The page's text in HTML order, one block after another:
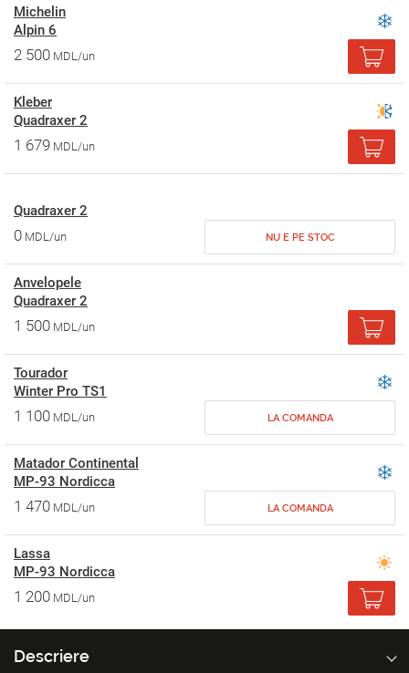
Michelin
Alpin 6
2 500 MDL/un
Kleber
Quadraxer 2
1 679 MDL/un
Quadraxer 2
0 MDL/un NU E PE STOC
Anvelopele
Quadraxer 2
1 500 MDL/un
Tourador
Winter Pro TS1
1 100 MDL/un LA COMANDA
Matador Continental
MP-93 Nordicca
1 470 MDL/un LA COMANDA
Lassa
MP-93 Nordicca
1 200 MDL/un
Descriere